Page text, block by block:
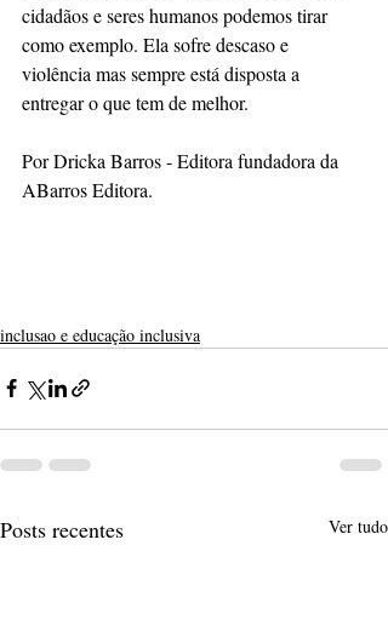
cidadãos e seres humanos podemos tirar
como exemplo. Ela sofre descaso e
violência mas sempre está disposta a
entregar o que tem de melhor.
Por Dricka Barros - Editora fundadora da
ABarros Editora.
inclusao e educação inclusiva
Posts recentes Ver tudo